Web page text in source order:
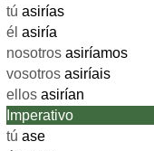
tú asirías
él asiría
nosotros asiríamos
vosotros asiríais
ellos asirían
Imperativo
tú ase